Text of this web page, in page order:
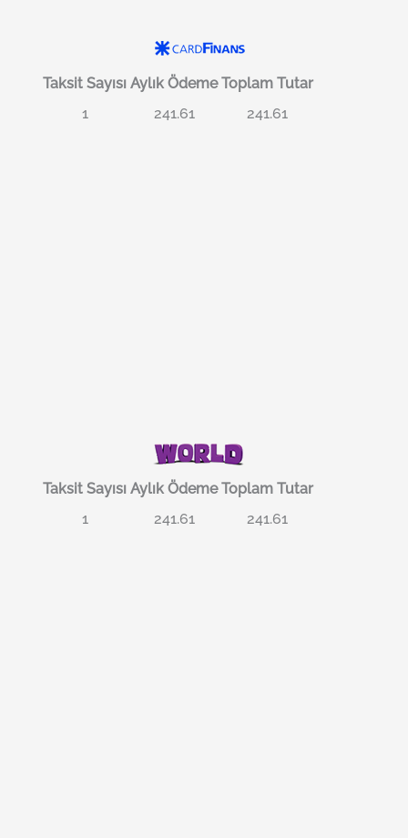
Taksit Sayısı Aylık Ödeme Toplam Tutar
1
241.61 241.61
Taksit Sayısı Aylık Ödeme Toplam Tutar
1
241.61 241.61